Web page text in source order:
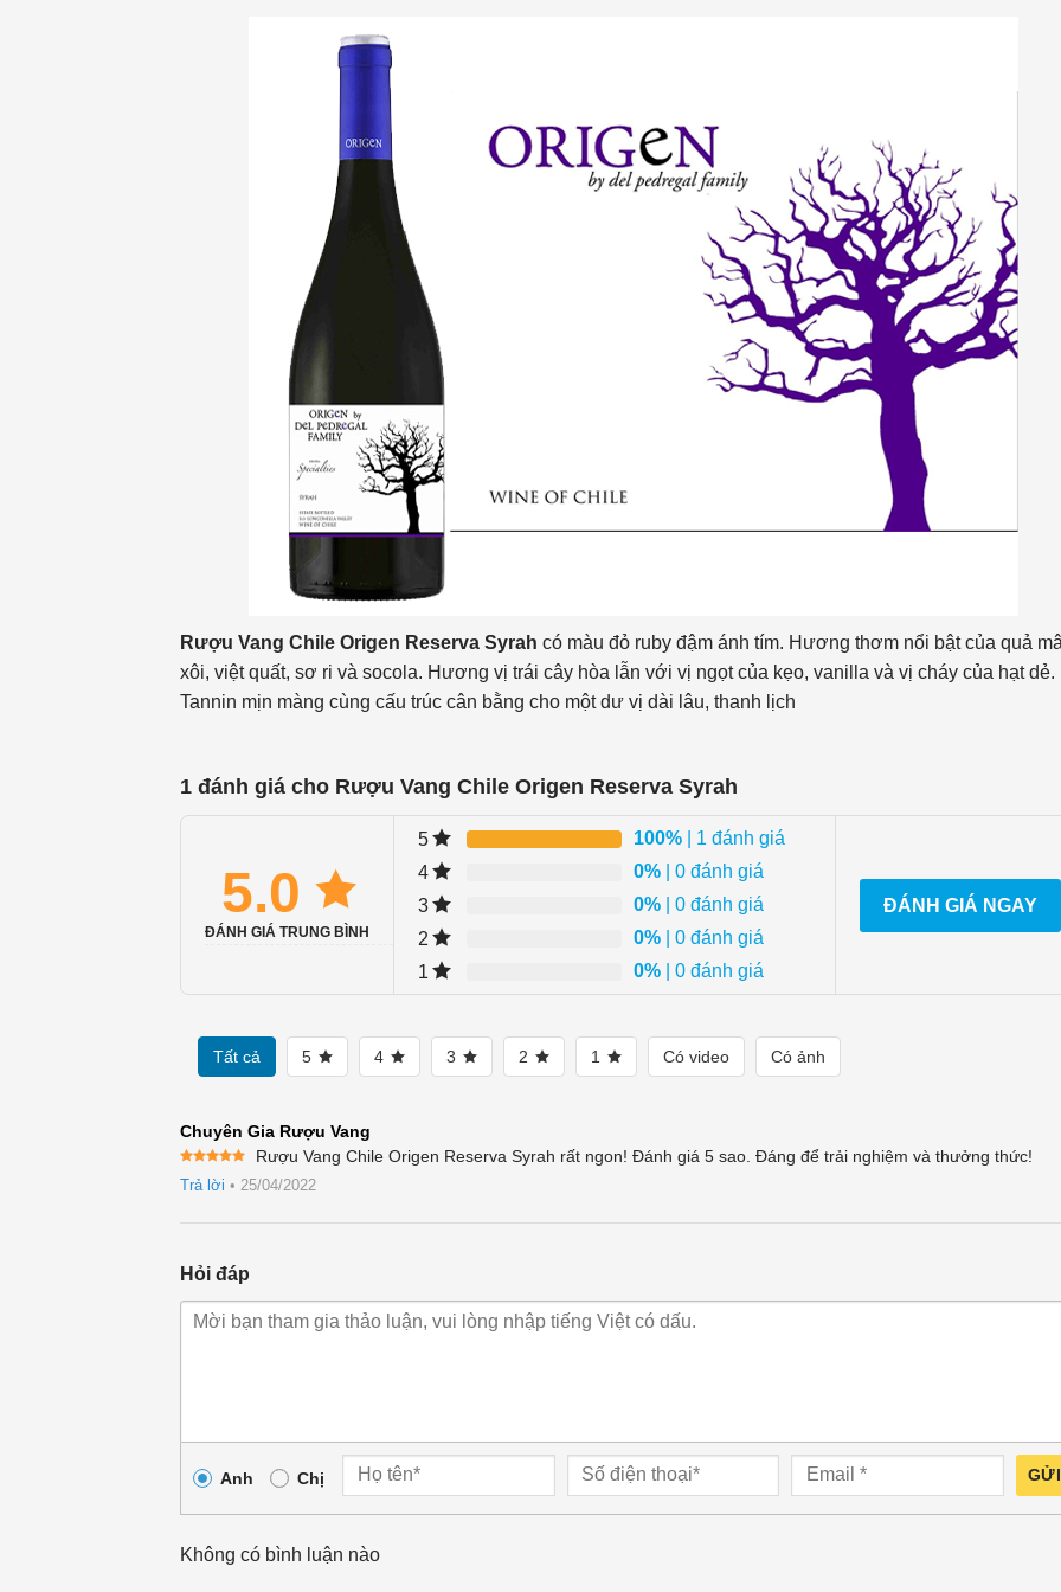
Rượu Vang Chile Origen Reserva Syrah có màu đỏ ruby đậm ánh tím. Hương thơm nổi bật của quả
xôi, việt quất, sơ ri và socola. Hương vị trái cây hòa lẫn với vị ngọt của kẹo, vanilla và vị cháy của hạt dẻ.
Tannin mịn màng cùng cấu trúc cân bằng cho một dư vị dài lâu, thanh lịch
1 đánh giá cho Rượu Vang Chile Origen Reserva Syrah
5.0
ĐÁNH GIÁ TRUNG BÌNH
5 100% | 1 đánh giá
4
0% | 0 đánh giá
3
0% | 0 đánh giá
2
0% | 0 đánh giá
1
0% | 0 đánh giá
ĐÁNH GIÁ NGAY
Tất cả 5 4 3 2 1 Có video Có ảnh
Chuyên Gia Rượu Vang
hạng55
Rượu Vang Chile Origen Reserva Syrah rất ngon! Đánh giá 5 sao. Đáng để trải nghiệm và thưởng thức!
Trả lời • 25/04/2022
Hỏi đáp
Anh Chị GỬI
Không có bình luận nào